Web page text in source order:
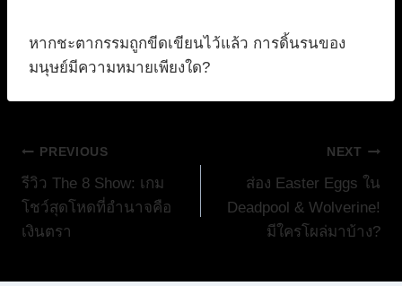
หากชะตากรรมถูกขีดเขียนไว้แล้ว การดิ้นรนของ
มนุษย์มีความหมายเพียงใด?
แนะแนว
เรื่อง
PREVIOUS
รีวิว The 8 Show: เกม
โชว์สุดโหดที่อำนาจคือ
เงินตรา
NEXT
ส่อง Easter Eggs ใน
Deadpool & Wolverine!
มีใครโผล่มาบ้าง?